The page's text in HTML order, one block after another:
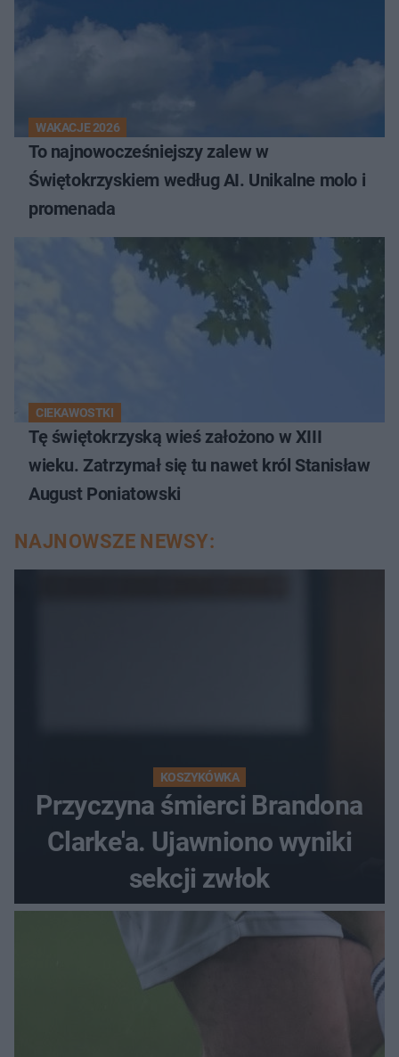
WAKACJE 2026
To najnowocześniejszy zalew w
Świętokrzyskiem według AI. Unikalne molo i
promenada
CIEKAWOSTKI
Tę świętokrzyską wieś założono w XIII
wieku. Zatrzymał się tu nawet król Stanisław
August Poniatowski
NAJNOWSZE NEWSY:
KOSZYKÓWKA
Przyczyna śmierci Brandona
Clarke'a. Ujawniono wyniki
sekcji zwłok